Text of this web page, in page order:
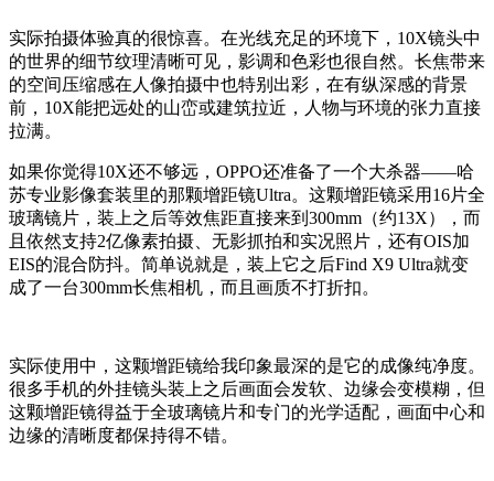
实际拍摄体验真的很惊喜。在光线充足的环境下，10X镜头中
的世界的细节纹理清晰可见，影调和色彩也很自然。长焦带来
的空间压缩感在人像拍摄中也特别出彩，在有纵深感的背景
前，10X能把远处的山峦或建筑拉近，人物与环境的张力直接
拉满。
如果你觉得10X还不够远，OPPO还准备了一个大杀器——哈
苏专业影像套装里的那颗增距镜Ultra。这颗增距镜采用16片全
玻璃镜片，装上之后等效焦距直接来到300mm（约13X），而
且依然支持2亿像素拍摄、无影抓拍和实况照片，还有OIS加
EIS的混合防抖。简单说就是，装上它之后Find X9 Ultra就变
成了一台300mm长焦相机，而且画质不打折扣。
实际使用中，这颗增距镜给我印象最深的是它的成像纯净度。
很多手机的外挂镜头装上之后画面会发软、边缘会变模糊，但
这颗增距镜得益于全玻璃镜片和专门的光学适配，画面中心和
边缘的清晰度都保持得不错。